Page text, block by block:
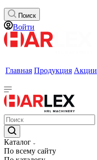
Поиск
Войти
Главная Продукция Акции
Каталог
По всему сайту